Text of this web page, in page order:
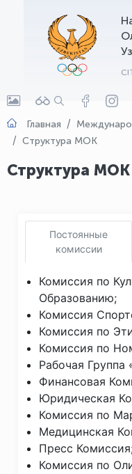
Главная
Структура МОК
Структура МОК
Постоянные
комиссии
Комиссия по
Образованию;
Комиссия
Комиссия по
Комиссия по
Рабочая
Финансовая
Юридическая
Комиссия по
Медицинская
Пресс
Комиссия по
OLYMPCHIK AI -
Онлайн · olympic.uz